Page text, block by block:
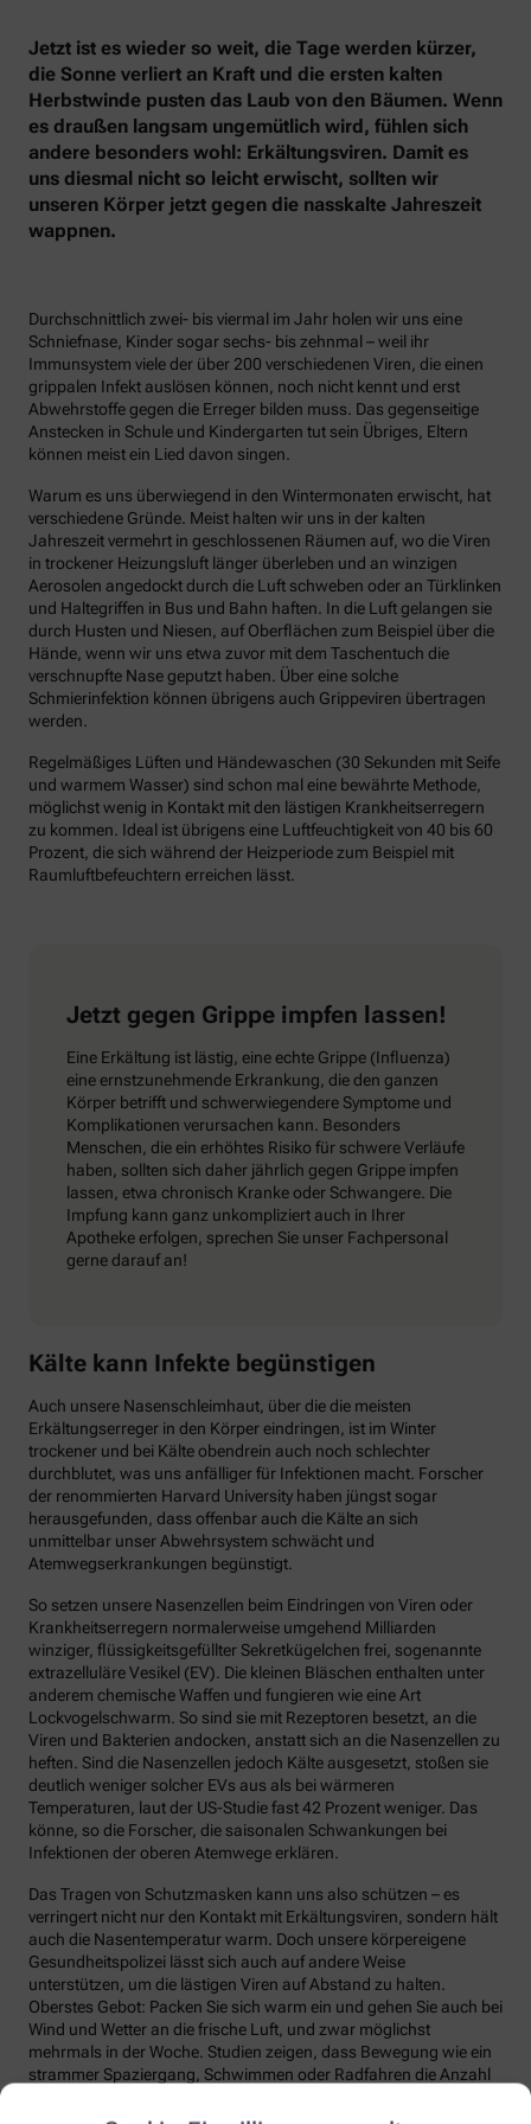
Jetzt ist es wieder so weit, die Tage werden kürzer,
die Sonne verliert an Kraft und die ersten kalten
Herbstwinde pusten das Laub von den Bäumen. Wenn
es draußen langsam ungemütlich wird, fühlen sich
andere besonders wohl: Erkältungsviren. Damit es
uns diesmal nicht so leicht erwischt, sollten wir
unseren Körper jetzt gegen die nasskalte Jahreszeit
wappnen.
Durchschnittlich zwei- bis viermal im Jahr holen wir uns eine
Schniefnase, Kinder sogar sechs- bis zehnmal – weil ihr
Immunsystem viele der über 200 verschiedenen Viren, die einen
grippalen Infekt auslösen können, noch nicht kennt und erst
Abwehrstoffe gegen die Erreger bilden muss. Das gegenseitige
Anstecken in Schule und Kindergarten tut sein Übriges, Eltern
können meist ein Lied davon singen.
Warum es uns überwiegend in den Wintermonaten erwischt, hat
verschiedene Gründe. Meist halten wir uns in der kalten
Jahreszeit vermehrt in geschlossenen Räumen auf, wo die Viren
in trockener Heizungsluft länger überleben und an winzigen
Aerosolen angedockt durch die Luft schweben oder an Türklinken
und Haltegriffen in Bus und Bahn haften. In die Luft gelangen sie
durch Husten und Niesen, auf Oberflächen zum Beispiel über die
Hände, wenn wir uns etwa zuvor mit dem Taschentuch die
verschnupfte Nase geputzt haben. Über eine solche
Schmierinfektion können übrigens auch Grippeviren übertragen
werden.
Regelmäßiges Lüften und Händewaschen (30 Sekunden mit Seife
und warmem Wasser) sind schon mal eine bewährte Methode,
möglichst wenig in Kontakt mit den lästigen Krankheitserregern
zu kommen. Ideal ist übrigens eine Luftfeuchtigkeit von 40 bis 60
Prozent, die sich während der Heizperiode zum Beispiel mit
Raumluftbefeuchtern erreichen lässt.
Jetzt gegen Grippe impfen lassen!
Eine Erkältung ist lästig, eine echte Grippe (Influenza)
eine ernstzunehmende Erkrankung, die den ganzen
Körper betrifft und schwerwiegendere Symptome und
Komplikationen verursachen kann. Besonders
Menschen, die ein erhöhtes Risiko für schwere Verläufe
haben, sollten sich daher jährlich gegen Grippe impfen
lassen, etwa chronisch Kranke oder Schwangere. Die
Impfung kann ganz unkompliziert auch in Ihrer
Apotheke erfolgen, sprechen Sie unser Fachpersonal
gerne darauf an!
Kälte kann Infekte begünstigen
Auch unsere Nasenschleimhaut, über die die meisten
Erkältungserreger in den Körper eindringen, ist im Winter
trockener und bei Kälte obendrein auch noch schlechter
durchblutet, was uns anfälliger für Infektionen macht. Forscher
der renommierten Harvard University haben jüngst sogar
herausgefunden, dass offenbar auch die Kälte an sich
unmittelbar unser Abwehrsystem schwächt und
Atemwegserkrankungen begünstigt.
So setzen unsere Nasenzellen beim Eindringen von Viren oder
Krankheitserregern normalerweise umgehend Milliarden
winziger, flüssigkeitsgefüllter Sekretkügelchen frei, sogenannte
extrazelluläre Vesikel (EV). Die kleinen Bläschen enthalten unter
anderem chemische Waffen und fungieren wie eine Art
Lockvogelschwarm. So sind sie mit Rezeptoren besetzt, an die
Viren und Bakterien andocken, anstatt sich an die Nasenzellen zu
heften. Sind die Nasenzellen jedoch Kälte ausgesetzt, stoßen sie
deutlich weniger solcher EVs aus als bei wärmeren
Temperaturen, laut der US-Studie fast 42 Prozent weniger. Das
könne, so die Forscher, die saisonalen Schwankungen bei
Infektionen der oberen Atemwege erklären.
Das Tragen von Schutzmasken kann uns also schützen – es
verringert nicht nur den Kontakt mit Erkältungsviren, sondern hält
auch die Nasentemperatur warm. Doch unsere körpereigene
Gesundheitspolizei lässt sich auch auf andere Weise
unterstützen, um die lästigen Viren auf Abstand zu halten.
Oberstes Gebot: Packen Sie sich warm ein und gehen Sie auch bei
Wind und Wetter an die frische Luft, und zwar möglichst
mehrmals in der Woche. Studien zeigen, dass Bewegung wie ein
strammer Spaziergang, Schwimmen oder Radfahren die Anzahl
Regelmäßige Bewegung sorgt auch dafür, dass Fremdstoffe über